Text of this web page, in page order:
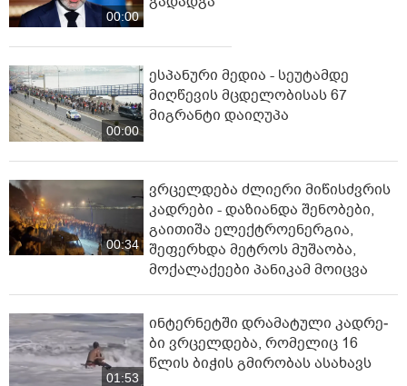
00:00
00:00
ესპანური მედია - სეუტამდე
მიღწევის მცდელობისას 67
მიგრანტი დაიღუპა
00:34
ვრცელდება ძლიერი მიწისძვრის
კადრები - დაზიანდა შენობები,
გაითიშა ელექტროენერგია,
შეფერხდა მეტროს მუშაობა,
მოქალაქეები პანიკამ მოიცვა
01:53
ინ­ტერ­ნეტ­ში დრა­მა­ტუ­ლი კად­რე­
ბი ვრცელდება, რომელიც 16
წლის ბიჭის გმირობას ასახავს